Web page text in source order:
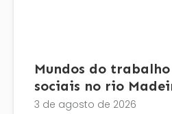
Mundos do
sociais no rio
3 de agosto de 2026